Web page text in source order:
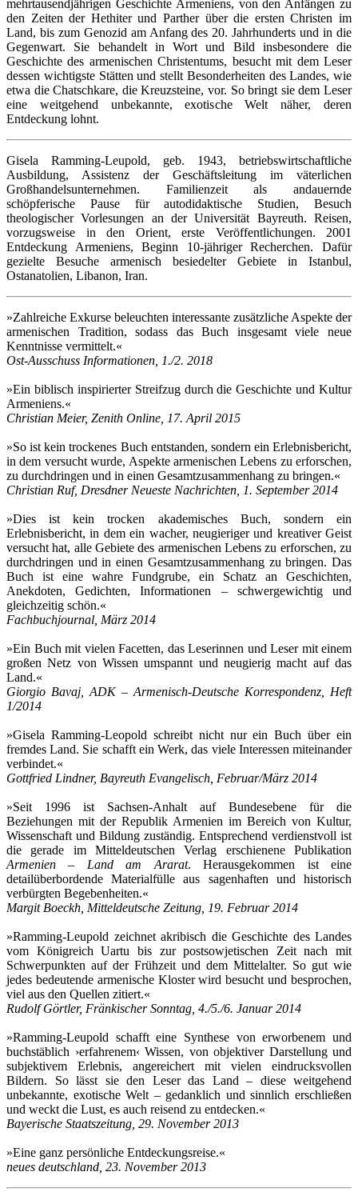
mehrtausendjährigen Geschichte Armeniens, von den Anfängen zu
den Zeiten der Hethiter und Parther über die ersten Christen im
Land, bis zum Genozid am Anfang des 20. Jahrhunderts und in die
Gegenwart. Sie behandelt in Wort und Bild insbesondere die
Geschichte des armenischen Christentums, besucht mit dem Leser
dessen wichtigste Stätten und stellt Besonderheiten des Landes, wie
etwa die Chatschkare, die Kreuzsteine, vor. So bringt sie dem Leser
eine weitgehend unbekannte, exotische Welt näher, deren
Entdeckung lohnt.
Gisela Ramming-Leupold, geb. 1943, betriebswirtschaftliche
Ausbildung, Assistenz der Geschäftsleitung im väterlichen
Großhandelsunternehmen. Familienzeit als andauernde
schöpferische Pause für autodidaktische Studien, Besuch
theologischer Vorlesungen an der Universität Bayreuth. Reisen,
vorzugsweise in den Orient, erste Veröffentlichungen. 2001
Entdeckung Armeniens, Beginn 10-jähriger Recherchen. Dafür
gezielte Besuche armenisch besiedelter Gebiete in Istanbul,
Ostanatolien, Libanon, Iran.
»Zahlreiche Exkurse beleuchten interessante zusätzliche Aspekte der
armenischen Tradition, sodass das Buch insgesamt viele neue
Kenntnisse vermittelt.«
Ost-Ausschuss Informationen, 1./2. 2018
»Ein biblisch inspirierter Streifzug durch die Geschichte und Kultur
Armeniens.«
Christian Meier, Zenith Online, 17. April 2015
»So ist kein trockenes Buch entstanden, sondern ein Erlebnisbericht,
in dem versucht wurde, Aspekte armenischen Lebens zu erforschen,
zu durchdringen und in einen Gesamtzusammenhang zu bringen.«
Christian Ruf, Dresdner Neueste Nachrichten, 1. September 2014
»Dies ist kein trocken akademisches Buch, sondern ein
Erlebnisbericht, in dem ein wacher, neugieriger und kreativer Geist
versucht hat, alle Gebiete des armenischen Lebens zu erforschen, zu
durchdringen und in einen Gesamtzusammenhang zu bringen. Das
Buch ist eine wahre Fundgrube, ein Schatz an Geschichten,
Anekdoten, Gedichten, Informationen – schwergewichtig und
gleichzeitig schön.«
Fachbuchjournal, März 2014
»Ein Buch mit vielen Facetten, das Leserinnen und Leser mit einem
großen Netz von Wissen umspannt und neugierig macht auf das
Land.«
Giorgio Bavaj, ADK – Armenisch-Deutsche Korrespondenz, Heft
1/2014
»Gisela Ramming-Leopold schreibt nicht nur ein Buch über ein
fremdes Land. Sie schafft ein Werk, das viele Interessen miteinander
verbindet.«
Gottfried Lindner, Bayreuth Evangelisch, Februar/März 2014
»Seit 1996 ist Sachsen-Anhalt auf Bundesebene für die
Beziehungen mit der Republik Armenien im Bereich von Kultur,
Wissenschaft und Bildung zuständig. Entsprechend verdienstvoll ist
die gerade im Mitteldeutschen Verlag erschienene Publikation
Armenien – Land am Ararat. Herausgekommen ist eine
detailüberbordende Materialfülle aus sagenhaften und historisch
verbürgten Begebenheiten.«
Margit Boeckh, Mitteldeutsche Zeitung, 19. Februar 2014
»Ramming-Leupold zeichnet akribisch die Geschichte des Landes
vom Königreich Uartu bis zur postsowjetischen Zeit nach mit
Schwerpunkten auf der Frühzeit und dem Mittelalter. So gut wie
jedes bedeutende armenische Kloster wird besucht und besprochen,
viel aus den Quellen zitiert.«
Rudolf Görtler, Fränkischer Sonntag, 4./5./6. Januar 2014
»Ramming-Leupold schafft eine Synthese von erworbenem und
buchstäblich ›erfahrenem‹ Wissen, von objektiver Darstellung und
subjektivem Erlebnis, angereichert mit vielen eindrucksvollen
Bildern. So lässt sie den Leser das Land – diese weitgehend
unbekannte, exotische Welt – gedanklich und sinnlich erschließen
und weckt die Lust, es auch reisend zu entdecken.«
Bayerische Staatszeitung, 29. November 2013
»Eine ganz persönliche Entdeckungsreise.«
neues deutschland, 23. November 2013